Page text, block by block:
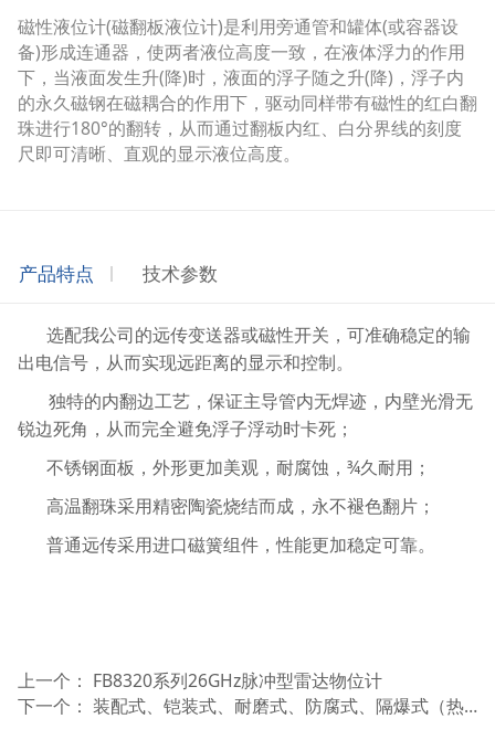
磁性液位计(磁翻板液位计)是利用旁通管和罐体(或容器设
备)形成连通器，使两者液位高度一致，在液体浮力的作用
下，当液面发生升(降)时，液面的浮子随之升(降)，浮子内
的永久磁钢在磁耦合的作用下，驱动同样带有磁性的红白翻
珠进行180°的翻转，从而通过翻板内红、白分界线的刻度
尺即可清晰、直观的显示液位高度。
产品特点 技术参数
选配我公司的远传变送器或磁性开关，可准确稳定的输
出电信号，从而实现远距离的显示和控制。
独特的内翻边工艺，保证主导管内无焊迹，内壁光滑无
锐边死角，从而完全避免浮子浮动时卡死；
不锈钢面板，外形更加美观，耐腐蚀， ¾­久耐用；
高温翻珠采用精密陶瓷烧结而成，永不褪色翻片；
普通远传采用进口磁簧组件，性能更加稳定可靠。
上一个： FB8320系列26GHz脉冲型雷达物位计
下一个： 装配式、铠装式、耐磨式、防腐式、隔爆式（热电偶/热电阻）